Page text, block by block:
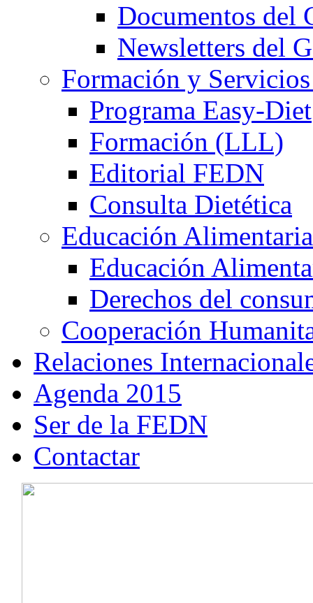
Documentos del
Newsletters del
Formación y
Programa Easy-Diet
Formación (LLL)
Editorial FEDN
Consulta Dietética
Educación Alimentaria
Educación
Derechos del
Cooperación
Relaciones
Agenda 2015
Ser de la FEDN
Contactar